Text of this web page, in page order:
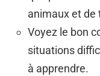
animaux et de
Voyez le bon
situations
à apprendre.